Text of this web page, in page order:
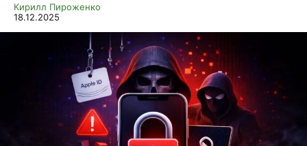
Кирилл Пироженко
18.12.2025